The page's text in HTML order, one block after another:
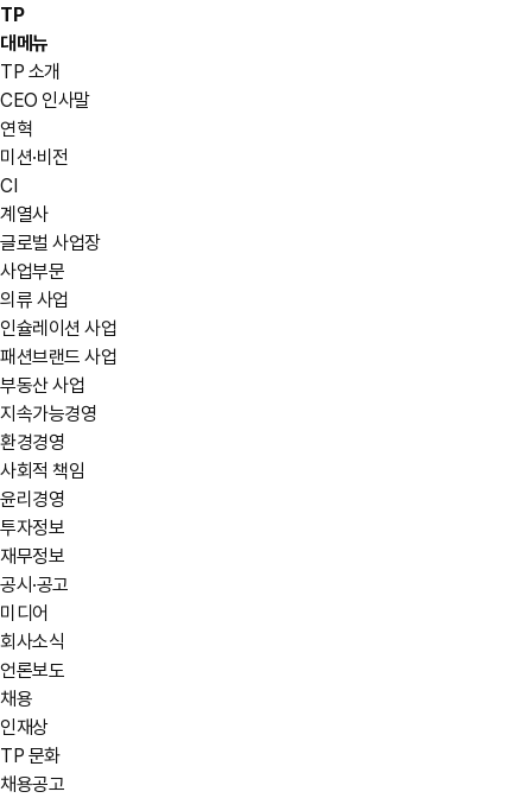
TP
대메뉴
TP 소개
CEO 인사말
연혁
미션·비전
CI
계열사
글로벌 사업장
사업부문
의류 사업
인슐레이션 사업
패션브랜드 사업
부동산 사업
지속가능경영
환경경영
사회적 책임
윤리경영
투자정보
재무정보
공시·공고
미디어
회사소식
언론보도
채용
인재상
TP 문화
채용공고